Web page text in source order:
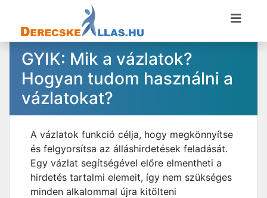
GYIK: Mik a vázlatok?
Hogyan tudom használni a
vázlatokat?
A vázlatok funkció célja, hogy megkönnyítse
és felgyorsítsa az álláshirdetések feladását.
Egy vázlat segítségével előre elmentheti a
hirdetés tartalmi elemeit, így nem szükséges
minden alkalommal újra kitölteni